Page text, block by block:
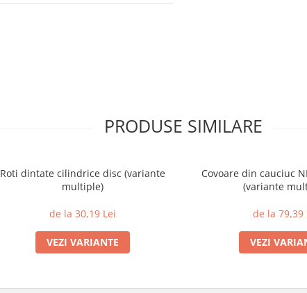
PRODUSE SIMILARE
Roti dintate cilindrice disc (variante
multiple)
de la 30,19 Lei
VEZI VARIANTE
Covoare din cauciuc
(variante
de la 79,39
VEZI